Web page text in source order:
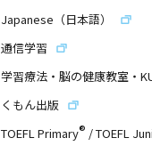
Japanese（日本語）
通信学習
学習療法・脳の健康教室・
くもん出版
TOEFL Primary® /TOEFL